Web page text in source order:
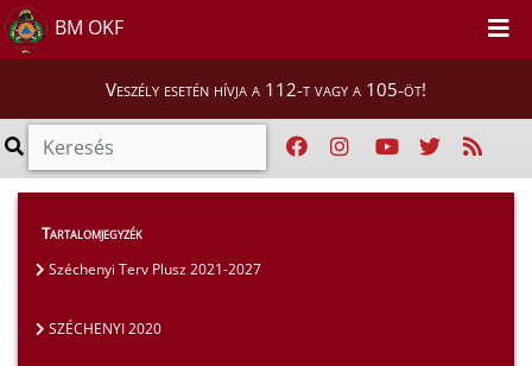
BM OKF
Veszély esetén hívja a 112-t vagy a 105-öt!
Szakmai tájékoztatók
SZÉCHENYI 2020
Tartalomjegyzék
Széchenyi Terv Plusz 2021-2027
SZÉCHENYI 2020